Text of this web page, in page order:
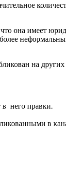
она имеет
на
в него правки.
в